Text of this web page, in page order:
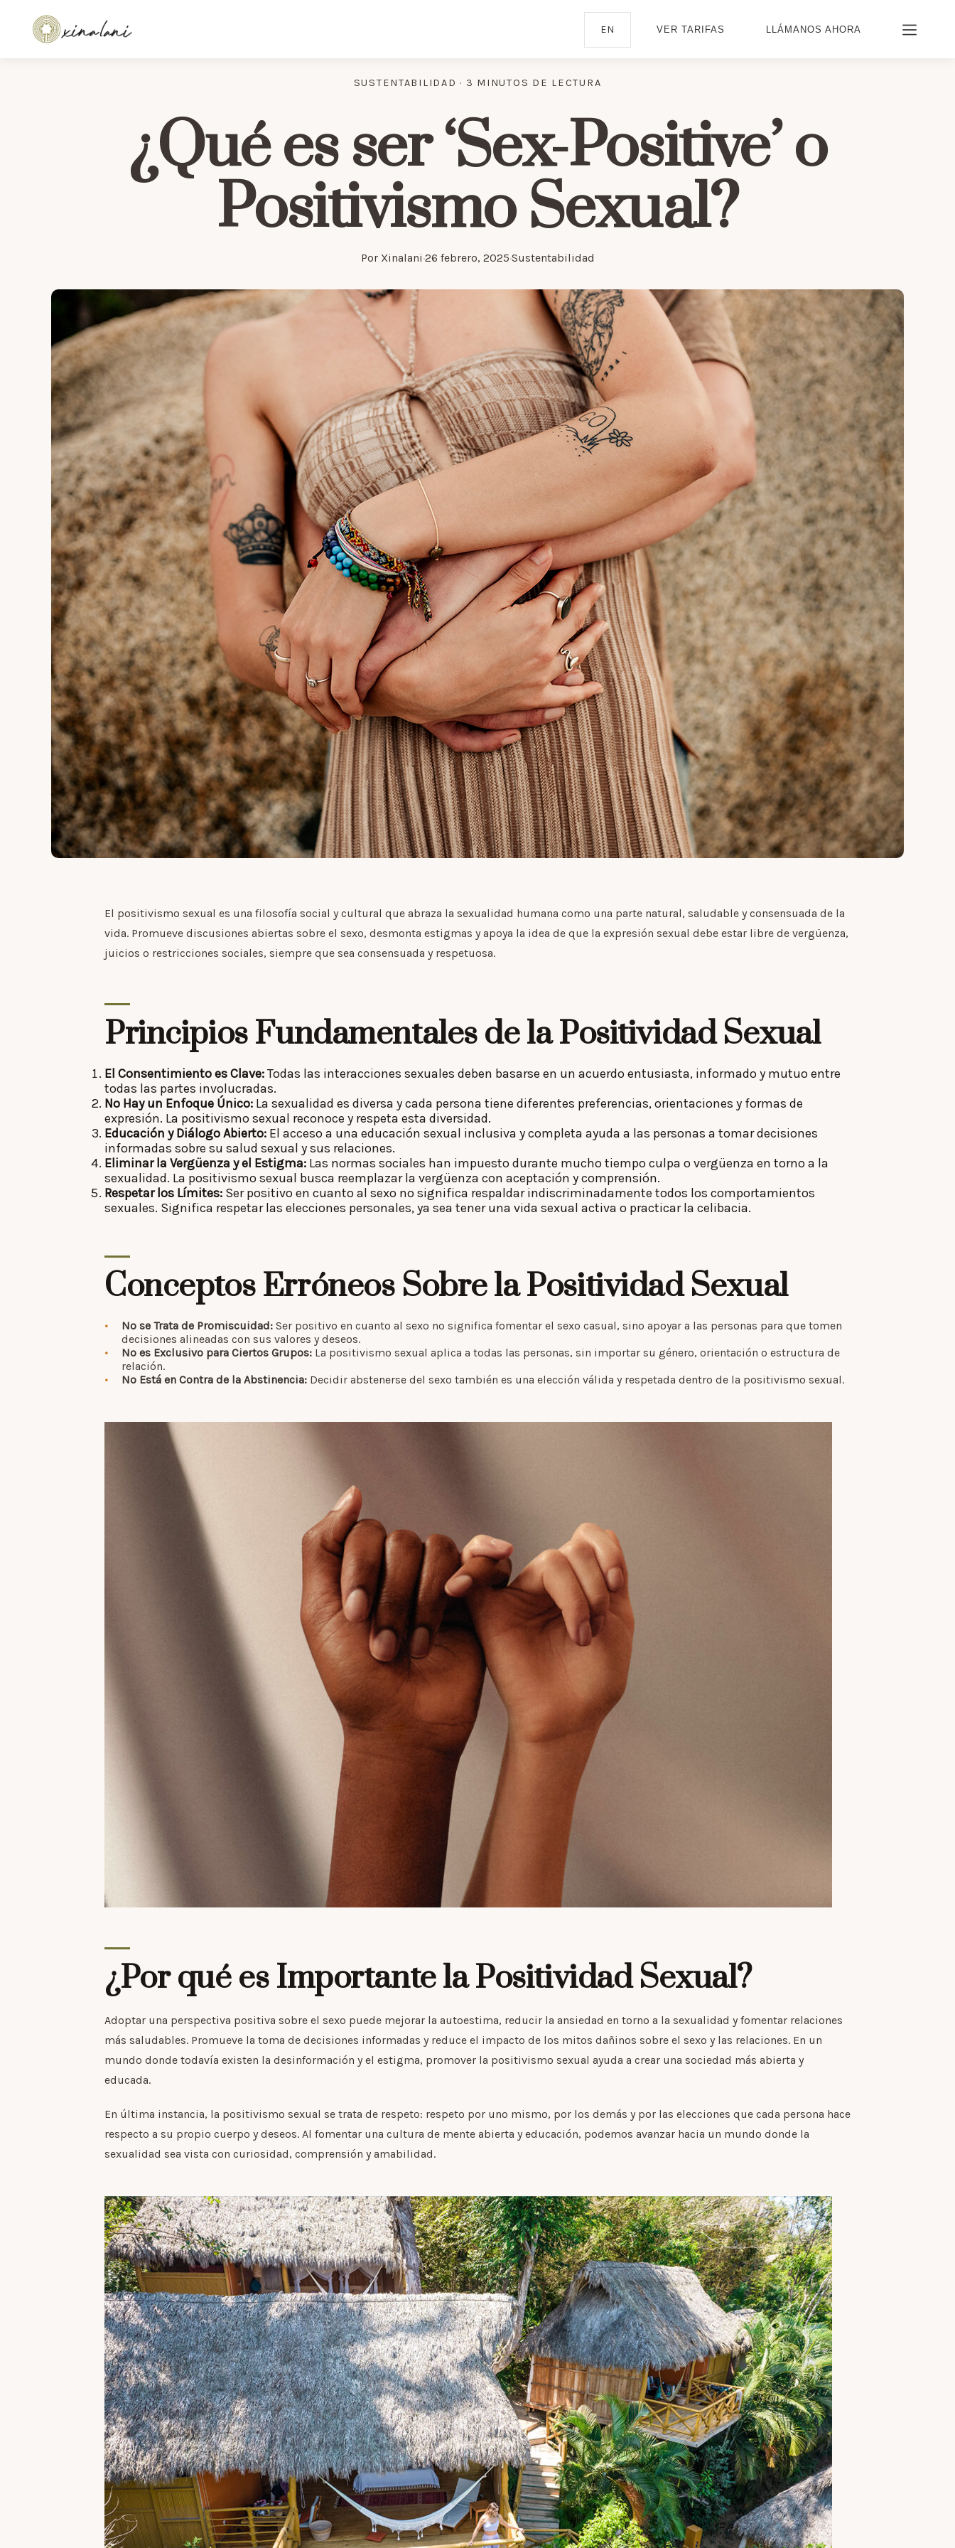
EN VER TARIFAS LLÁMANOS AHORA
SUSTENTABILIDAD · 3 MINUTOS DE LECTURA
¿Qué es ser ‘Sex-Positive’ o
Positivismo Sexual?
Por Xinalani·26 febrero, 2025·Sustentabilidad
El positivismo sexual es una filosofía social y cultural que abraza la sexualidad humana como una parte natural, saludable y consensuada de la
vida. Promueve discusiones abiertas sobre el sexo, desmonta estigmas y apoya la idea de que la expresión sexual debe estar libre de vergüenza,
juicios o restricciones sociales, siempre que sea consensuada y respetuosa.
Principios Fundamentales de la Positividad Sexual
El Consentimiento es Clave:Todas las interacciones sexuales deben basarse en un acuerdo entusiasta, informado y mutuo entre
todas las partes involucradas.
No Hay un Enfoque Único: La sexualidad es diversa y cada persona tiene diferentes preferencias, orientaciones y formas de
expresión. La positivismo sexual reconoce y respeta esta diversidad.
Educación y Diálogo Abierto: El acceso a una educación sexual inclusiva y completa ayuda a las personas a tomar decisiones
informadas sobre su salud sexual y sus relaciones.
Eliminar la Vergüenza y el Estigma: Las normas sociales han impuesto durante mucho tiempo culpa o vergüenza en torno a la
sexualidad. La positivismo sexual busca reemplazar la vergüenza con aceptación y comprensión.
Respetar los Límites: Ser positivo en cuanto al sexo no significa respaldar indiscriminadamente todos los comportamientos
sexuales. Significa respetar las elecciones personales, ya sea tener una vida sexual activa o practicar la celibacia.
Conceptos Erróneos Sobre la Positividad Sexual
No se Trata de Promiscuidad: Ser positivo en cuanto al sexo no significa fomentar el sexo casual, sino apoyar a las personas para que tomen
decisiones alineadas con sus valores y deseos.
No es Exclusivo para Ciertos Grupos: La positivismo sexual aplica a todas las personas, sin importar su género, orientación o estructura de
relación.
No Está en Contra de la Abstinencia: Decidir abstenerse del sexo también es una elección válida y respetada dentro de la positivismo sexual.
¿Por qué es Importante la Positividad Sexual?
Adoptar una perspectiva positiva sobre el sexo puede mejorar la autoestima, reducir la ansiedad en torno a la sexualidad y fomentar relaciones
más saludables. Promueve la toma de decisiones informadas y reduce el impacto de los mitos dañinos sobre el sexo y las relaciones. En un
mundo donde todavía existen la desinformación y el estigma, promover la positivismo sexual ayuda a crear una sociedad más abierta y
educada.
En última instancia, la positivismo sexual se trata de respeto: respeto por uno mismo, por los demás y por las elecciones que cada persona hace
respecto a su propio cuerpo y deseos. Al fomentar una cultura de mente abierta y educación, podemos avanzar hacia un mundo donde la
sexualidad sea vista con curiosidad, comprensión y amabilidad.